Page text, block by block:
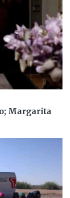
Margarita